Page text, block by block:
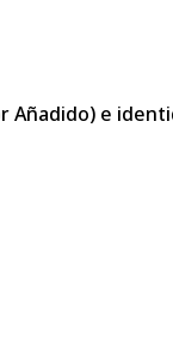
Añadido) e